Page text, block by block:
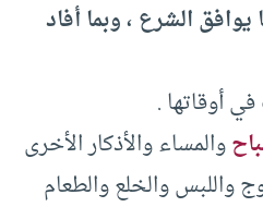
الشرع ، وبما أفاد
أوقاتها .
والمساء والأذكار الأخرى
واللبس والخلع والطعام